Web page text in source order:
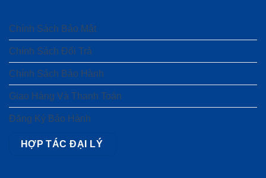
Chính Sách Bảo Mật
Chính Sách Đổi Trả
Chính Sách Bảo Hành
Giao Hàng Và Thanh Toán
Đăng Ký Bảo Hành
HỢP TÁC ĐẠI LÝ